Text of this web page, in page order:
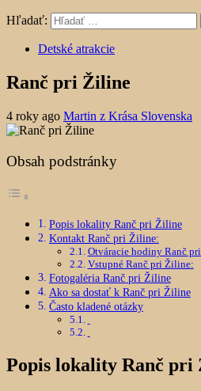
Hľadať:
Detské atrakcie
Ranč pri Žiline
4 roky ago Martin z Krása Slovenska
Obsah podstránky
Popis lokality Ranč pri Žiline
Kontakt Ranč pri Žiline:
Otváracie hodiny Ranč
Vstupné Ranč pri Žiline:
Fotogaléria Ranč pri Žiline
Ako sa dostať k Ranč pri Žiline
Často kladené otázky
Popis lokality Ranč pri